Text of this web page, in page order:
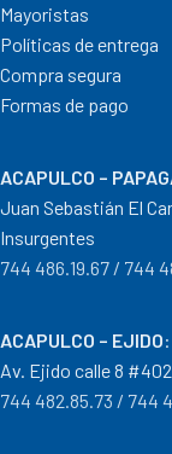
Mayoristas
Políticas de entrega
Compra segura
Formas de pago
ACAPULCO –
Juan Sebastián El
Insurgentes
744 486.19.67 / 744
ACAPULCO – EJIDO:
Av. Ejido calle 8
744 482.85.73 / 744